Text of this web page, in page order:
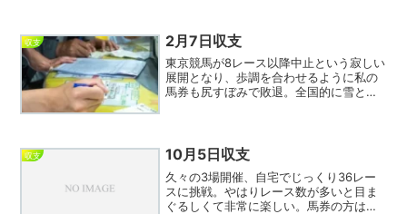
①アルマベロー...
収支 2月7日収支
東京競馬が8レース以降中止という寂しい
展開となり、歩調を合わせるように私の
馬券も尻すぼみで敗退。全国的に雪との
あり、ビックリ。前日...
収支 10月5日収支
久々の3場開催、自宅でじっくり36レー
スに挑戦。やはりレース数が多いと目ま
ぐるしくて非常に楽しい。馬券の方はそ